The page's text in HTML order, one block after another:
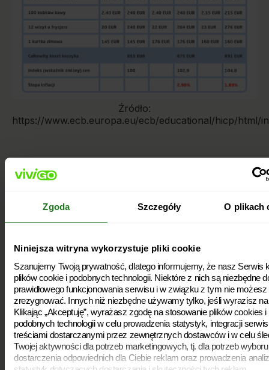
Zgoda Szczegóły O plikach
Niniejsza witryna wykorzystuje pliki cookie
Szanujemy Twoją prywatność, dlatego informujemy, że nasz Serwis
plików cookie i podobnych technologii. Niektóre z nich są niezbędne
prawidłowego funkcjonowania serwisu i w związku z tym nie możesz
zrezygnować. Innych niż niezbędne używamy tylko, jeśli wyrazisz
Klikając „Akceptuję”, wyrażasz zgodę na stosowanie plików cookies i
podobnych technologii w celu prowadzenia statystyk, integracji
treściami dostarczanymi przez zewnętrznych dostawców i w celu
Twojej aktywności dla potrzeb marketingowych, tj. dla potrzeb
dostarczenia odpowiednich dla Ciebie reklam oraz prowadzenia
Źródło:
https://www.ecb.europa.eu/ecb/educational/hicp/html/
Źródła:
[iii]https://www.ecb.europa.eu/ecb/educational/explainers/tell-
[iv]
https://ec.europa.eu/eurostat/documents/2995521/14233881/2-
02022022-AP-EN.pdf/ae797c3b-899c-8d61-afd6-
a08eb5f086f6?t=1643735823063
[v]https://www.nbp.pl/statystyka/amakro/am2021q4.pdf